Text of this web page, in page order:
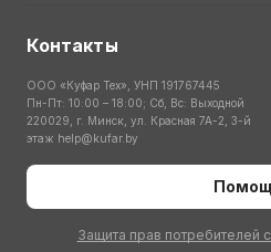
Контакты
ООО «Куфар Тех», УНП 191767445
Пн-Пт: 10:00 – 18:00; Сб, Вс: Выходной
220029, г. Минск, ул. Красная 7А-2, 3-й
этаж help@kufar.by
Защита прав потребителей